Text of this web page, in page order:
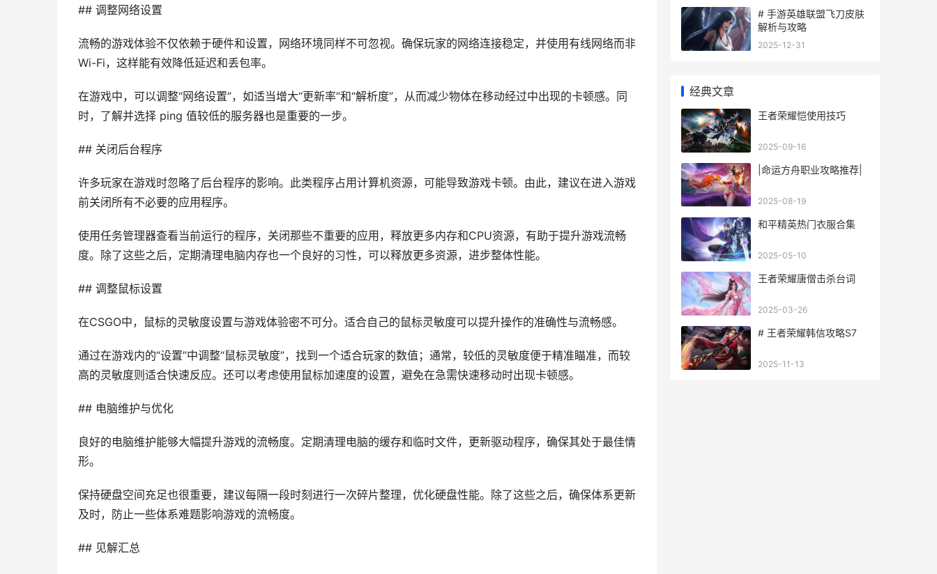
## 调整网络设置
流畅的游戏体验不仅依赖于硬件和设置，网络环境同样不可忽视。确保玩家的网络连接稳定，并使用有线网络而非
Wi-Fi，这样能有效降低延迟和丢包率。
在游戏中，可以调整“网络设置”，如适当增大“更新率”和“解析度”，从而减少物体在移动经过中出现的卡顿感。同
时，了解并选择 ping 值较低的服务器也是重要的一步。
## 关闭后台程序
许多玩家在游戏时忽略了后台程序的影响。此类程序占用计算机资源，可能导致游戏卡顿。由此，建议在进入游戏
前关闭所有不必要的应用程序。
使用任务管理器查看当前运行的程序，关闭那些不重要的应用，释放更多内存和CPU资源，有助于提升游戏流畅
度。除了这些之后，定期清理电脑内存也一个良好的习性，可以释放更多资源，进步整体性能。
## 调整鼠标设置
在CSGO中，鼠标的灵敏度设置与游戏体验密不可分。适合自己的鼠标灵敏度可以提升操作的准确性与流畅感。
通过在游戏内的“设置”中调整“鼠标灵敏度”，找到一个适合玩家的数值；通常，较低的灵敏度便于精准瞄准，而较
高的灵敏度则适合快速反应。还可以考虑使用鼠标加速度的设置，避免在急需快速移动时出现卡顿感。
## 电脑维护与优化
良好的电脑维护能够大幅提升游戏的流畅度。定期清理电脑的缓存和临时文件，更新驱动程序，确保其处于最佳情
形。
保持硬盘空间充足也很重要，建议每隔一段时刻进行一次碎片整理，优化硬盘性能。除了这些之后，确保体系更新
及时，防止一些体系难题影响游戏的流畅度。
## 见解汇总
# 手游英雄联盟飞刀皮肤
解析与攻略
2025-12-31
经典文章
王者荣耀恺使用技巧
2025-09-16
|命运方舟职业攻略推荐|
2025-08-19
和平精英热门衣服合集
2025-05-10
王者荣耀唐僧击杀台词
2025-03-26
# 王者荣耀韩信攻略S7
2025-11-13